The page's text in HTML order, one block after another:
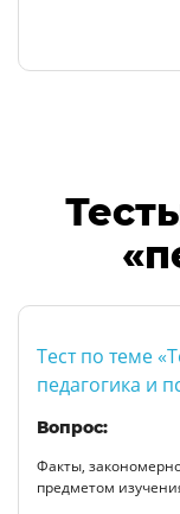
Тест по теме
педагогика и
Вопрос:
Факты,
предметом